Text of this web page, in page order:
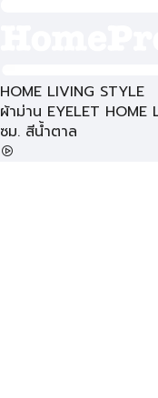
HOME LIVING STYLE
ผ้าม่าน EYELET HOME
ซม. สีน้ำตาล